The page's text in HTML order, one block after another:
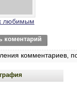
любимым
коментарий
комментариев,